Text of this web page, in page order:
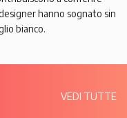
hanno sognato sin
bianco.
VEDI TUTTE